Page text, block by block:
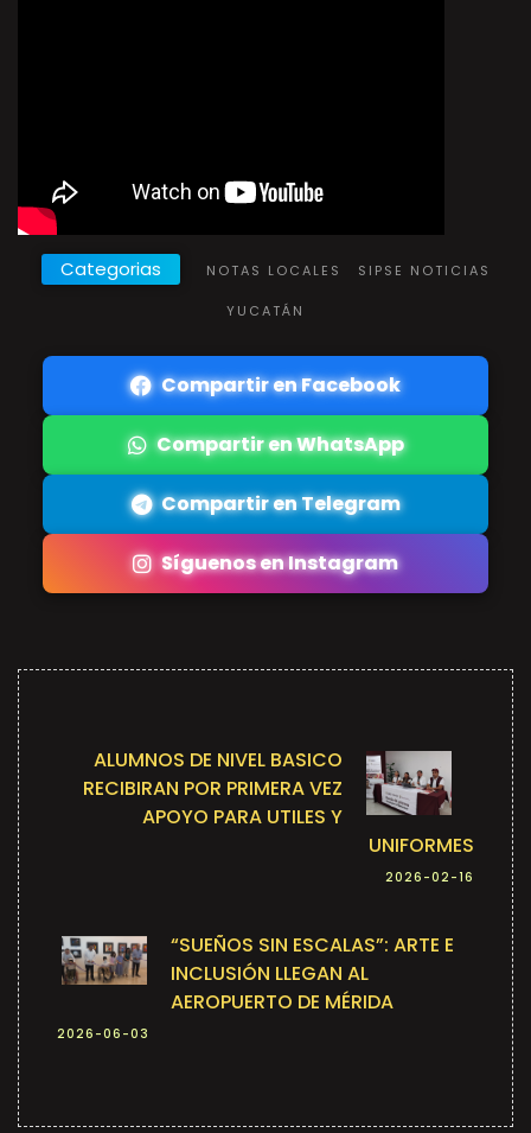
Categorias NOTAS LOCALES SIPSE NOTICIAS
YUCATÁN
Compartir en Facebook
Compartir en WhatsApp
Compartir en Telegram
Síguenos en Instagram
ALUMNOS DE NIVEL BASICO
RECIBIRAN POR PRIMERA VEZ
APOYO PARA UTILES Y
UNIFORMES
2026-02-16
“SUEÑOS SIN ESCALAS”: ARTE E
INCLUSIÓN LLEGAN AL
AEROPUERTO DE MÉRIDA
2026-06-03